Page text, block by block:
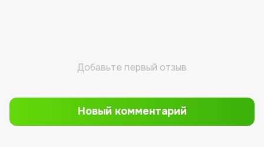
Добавьте первый отзыв
Новый комментарий